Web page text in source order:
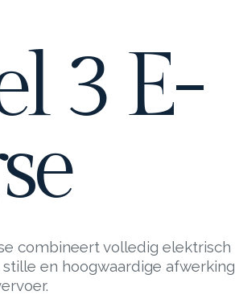
3 E-
combineert volledig elektrisch
en hoogwaardige afwerking